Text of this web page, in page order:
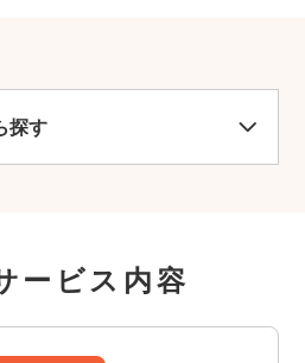
探す
ービス内容